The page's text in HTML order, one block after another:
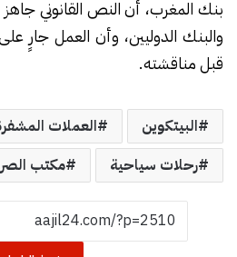
بنك المغرب، أن النص القانوني
والبنك الدوليين، وأن العمل جارٍ
قبل مناقشته.
البيتكوين
العملات
رحلات سياحية
مكتب